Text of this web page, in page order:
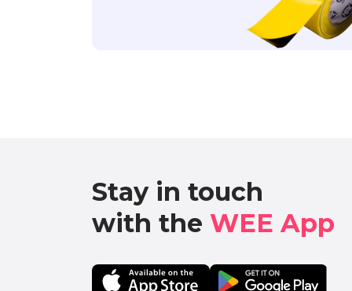
Stay in touch
with the WEE App